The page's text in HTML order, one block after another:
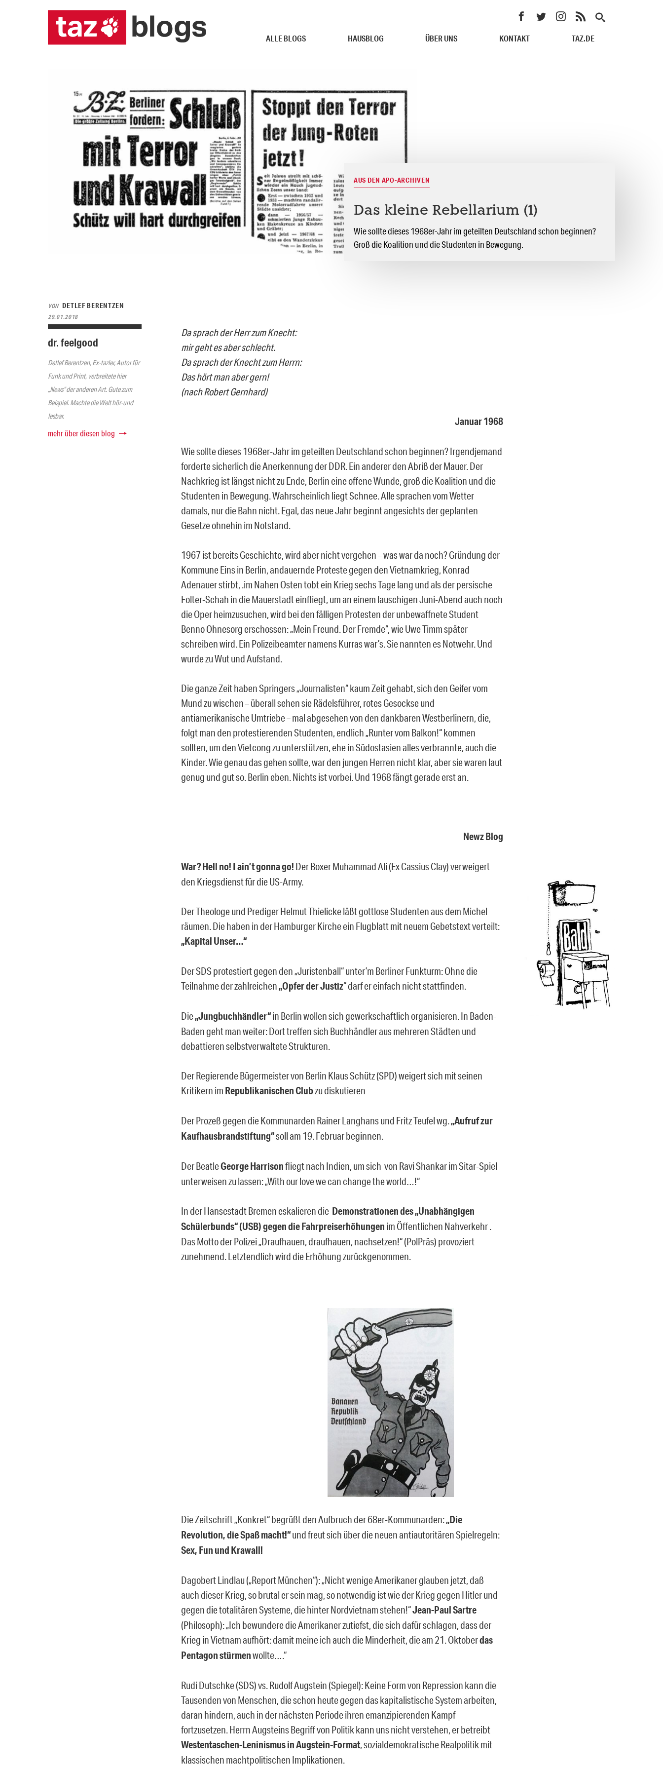
ALLE BLOGS HAUSBLOG ÜBER UNS KONTAKT TAZ.DE
AUS DEN APO-ARCHIVEN
Das kleine Rebellarium (1)
Wie sollte dieses 1968er-Jahr im geteilten Deutschland schon beginnen?
Groß die Koalition und die Studenten in Bewegung.
VON DETLEF BERENTZEN
29.01.2018
dr. feelgood
Detlef Berentzen, Ex-tazler, Autor für
Funk und Print, verbreitete hier
„News“ der anderen Art. Gute zum
Beispiel. Machte die Welt hör-und
lesbar.
mehr über diesen blog
Da sprach der Herr zum Knecht:
mir geht es aber schlecht.
Da sprach der Knecht zum Herrn:
Das hört man aber gern!
(nach Robert Gernhard)
Januar 1968
Wie sollte dieses 1968er-Jahr im geteilten Deutschland schon beginnen? Irgendjemand
forderte sicherlich die Anerkennung der DDR. Ein anderer den Abriß der Mauer. Der
Nachkrieg ist längst nicht zu Ende, Berlin eine offene Wunde, groß die Koalition und die
Studenten in Bewegung. Wahrscheinlich liegt Schnee. Alle sprachen vom Wetter
damals, nur die Bahn nicht. Egal, das neue Jahr beginnt angesichts der geplanten
Gesetze ohnehin im Notstand.
1967 ist bereits Geschichte, wird aber nicht vergehen – was war da noch? Gründung der
Kommune Eins in Berlin, andauernde Proteste gegen den Vietnamkrieg, Konrad
Adenauer stirbt, .im Nahen Osten tobt ein Krieg sechs Tage lang und als der persische
Folter-Schah in die Mauerstadt einfliegt, um an einem lauschigen Juni-Abend auch noch
die Oper heimzusuchen, wird bei den fälligen Protesten der unbewaffnete Student
Benno Ohnesorg erschossen: „Mein Freund. Der Fremde“, wie Uwe Timm später
schreiben wird. Ein Polizeibeamter namens Kurras war’s. Sie nannten es Notwehr. Und
wurde zu Wut und Aufstand.
Die ganze Zeit haben Springers „Journalisten“ kaum Zeit gehabt, sich den Geifer vom
Mund zu wischen – überall sehen sie Rädelsführer, rotes Gesockse und
antiamerikanische Umtriebe – mal abgesehen von den dankbaren Westberlinern, die,
folgt man den protestierenden Studenten, endlich „Runter vom Balkon!“ kommen
sollten, um den Vietcong zu unterstützen, ehe in Südostasien alles verbrannte, auch die
Kinder. Wie genau das gehen sollte, war den jungen Herren nicht klar, aber sie waren laut
genug und gut so. Berlin eben. Nichts ist vorbei. Und 1968 fängt gerade erst an.
Newz Blog
War? Hell no! I ain’t gonna go! Der Boxer Muhammad Ali (Ex Cassius Clay) verweigert
den Kriegsdienst für die US-Army.
Der Theologe und Prediger Helmut Thielicke läßt gottlose Studenten aus dem Michel
räumen. Die haben in der Hamburger Kirche ein Flugblatt mit neuem Gebetstext verteilt:
„Kapital Unser…“
Der SDS protestiert gegen den „Juristenball“ unter’m Berliner Funkturm: Ohne die
Teilnahme der zahlreichen„Opfer der Justiz“ darf er einfach nicht stattfinden.
Die„Jungbuchhändler“in Berlin wollen sich gewerkschaftlich organisieren. In Baden-
Baden geht man weiter: Dort treffen sich Buchhändler aus mehreren Städten und
debattieren selbstverwaltete Strukturen.
Der Regierende Bügermeister von Berlin Klaus Schütz (SPD) weigert sich mit seinen
Kritikern im Republikanischen Clubzu diskutieren
Der Prozeß gegen die Kommunarden Rainer Langhans und Fritz Teufel wg.„Aufruf zur
Kaufhausbrandstiftung“soll am 19. Februar beginnen.
Der BeatleGeorge Harrisonfliegt nach Indien, um sich von Ravi Shankar im Sitar-Spiel
unterweisen zu lassen: „With our love we can change the world…!“
In der Hansestadt Bremen eskalieren die Demonstrationen des „Unabhängigen
Schülerbunds“ (USB) gegen die Fahrpreiserhöhungen im Öffentlichen Nahverkehr .
Das Motto der Polizei „Draufhauen, draufhauen, nachsetzen!“ (PolPräs) provoziert
zunehmend. Letztendlich wird die Erhöhung zurückgenommen.
Die Zeitschrift „Konkret“ begrüßt den Aufbruch der 68er-Kommunarden:„Die
Revolution, die Spaß macht!“und freut sich über die neuen antiautoritären Spielregeln:
Sex, Fun und Krawall!
Dagobert Lindlau („Report München“): „Nicht wenige Amerikaner glauben jetzt, daß
auch dieser Krieg, so brutal er sein mag, so notwendig ist wie der Krieg gegen Hitler und
gegen die totalitären Systeme, die hinter Nordvietnam stehen!“Jean-Paul Sartre
(Philosoph): „Ich bewundere die Amerikaner zutiefst, die sich dafür schlagen, dass der
Krieg in Vietnam aufhört: damit meine ich auch die Minderheit, die am 21. Oktoberdas
Pentagon stürmenwollte….“
Rudi Dutschke (SDS) vs. Rudolf Augstein (Spiegel): Keine Form von Repression kann die
Tausenden von Menschen, die schon heute gegen das kapitalistische System arbeiten,
daran hindern, auch in der nächsten Periode ihren emanzipierenden Kampf
fortzusetzen. Herrn Augsteins Begriff von Politik kann uns nicht verstehen, er betreibt
Westentaschen-Leninismus in Augstein-Format , sozialdemokratische Realpolitik mit
klassischen machtpolitischen Implikationen.